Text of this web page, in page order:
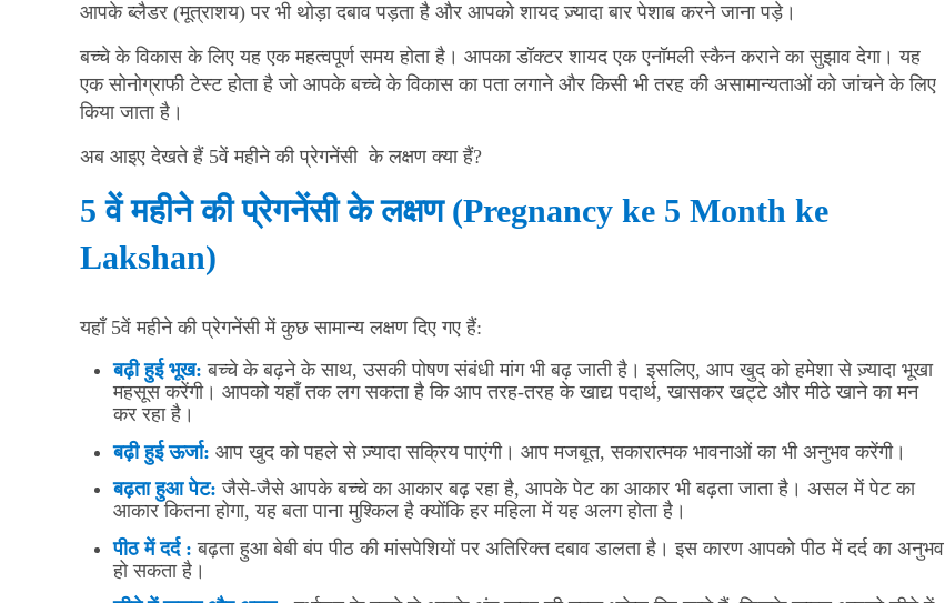
आपके ब्लैडर (मूत्राशय) पर भी थोड़ा दबाव पड़ता है और आपको शायद ज़्यादा बार पेशाब करने जाना पड़े।
बच्चे के विकास के लिए यह एक महत्वपूर्ण समय होता है। आपका डॉक्टर शायद एक एनॉमली स्कैन कराने का सुझाव देगा। यह
एक सोनोग्राफी टेस्ट होता है जो आपके बच्चे के विकास का पता लगाने और किसी भी तरह की असामान्यताओं को जांचने के लिए
किया जाता है।
अब आइए देखते हैं 5वें महीने की प्रेगनेंसी के लक्षण क्या हैं?
5 वें महीने की प्रेगनेंसी के लक्षण (Pregnancy ke 5 Month ke
Lakshan)
यहाँ 5वें महीने की प्रेगनेंसी में कुछ सामान्य लक्षण दिए गए हैं:
बढ़ी हुई भूख:बच्चे के बढ़ने के साथ, उसकी पोषण संबंधी मांग भी बढ़ जाती है। इसलिए, आप खुद को हमेशा से ज़्यादा भूखा
महसूस करेंगी। आपको यहाँ तक लग सकता है कि आप तरह-तरह के खाद्य पदार्थ, खासकर खट्टे और मीठे खाने का मन
कर रहा है।
बढ़ी हुई ऊर्जा: आप खुद को पहले से ज़्यादा सक्रिय पाएंगी। आप मजबूत, सकारात्मक भावनाओं का भी अनुभव करेंगी।
बढ़ता हुआ पेट:जैसे-जैसे आपके बच्चे का आकार बढ़ रहा है, आपके पेट का आकार भी बढ़ता जाता है। असल में पेट का
आकार कितना होगा, यह बता पाना मुश्किल है क्योंकि हर महिला में यह अलग होता है।
पीठ में दर्द:बढ़ता हुआ बेबी बंप पीठ की मांसपेशियों पर अतिरिक्त दबाव डालता है। इस कारण आपको पीठ में दर्द का अनुभव
हो सकता है।